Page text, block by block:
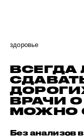
здоровье
ВСЕГДА
ВРАЧИ
МОЖНО
Без анализов